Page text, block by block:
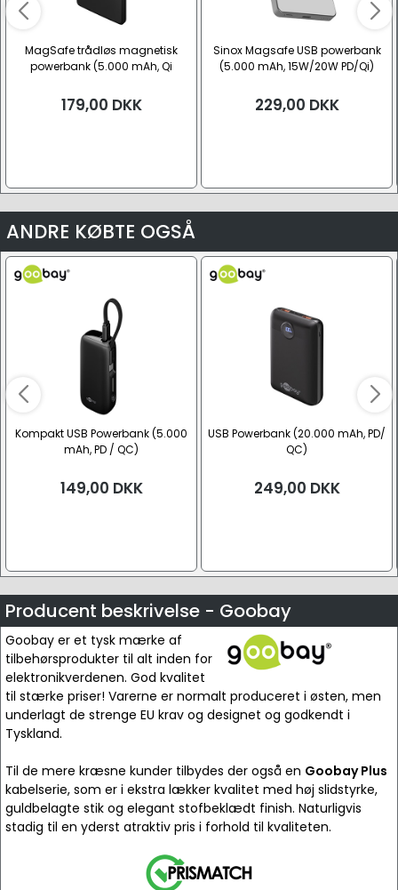
MagSafe trådløs magnetisk
powerbank (5.000 mAh, Qi
179,00 DKK
Sinox Magsafe USB powerbank
(5.000 mAh, 15W/20W PD/Qi)
229,00 DKK
ANDRE KØBTE OGSÅ
Kompakt USB Powerbank (5.000
mAh, PD / QC)
149,00 DKK
USB Powerbank (20.000 mAh, PD/
QC)
249,00 DKK
Producent beskrivelse - Goobay
Goobay er et tysk mærke af
tilbehørsprodukter til alt inden for
elektronikverdenen. God kvalitet
til stærke priser! Varerne er normalt produceret i østen, men
underlagt de strenge EU krav og designet og godkendt i
Tyskland.
Til de mere kræsne kunder tilbydes der også en Goobay Plus
kabelserie, som er i ekstra lækker kvalitet med høj slidstyrke,
guldbelagte stik og elegant stofbeklædt finish. Naturligvis
stadig til en yderst atraktiv pris i forhold til kvaliteten.